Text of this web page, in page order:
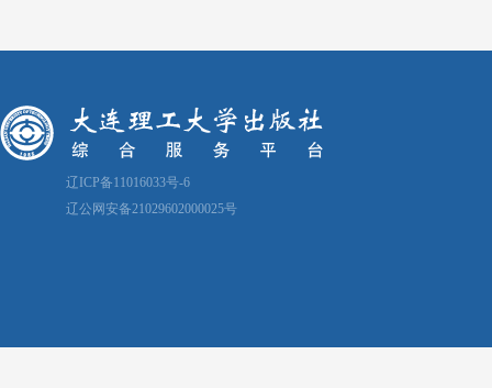
辽ICP备11016033号-6
辽公网安备21029602000025号